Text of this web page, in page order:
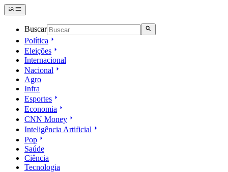
Buscar
Política
Eleições
Internacional
Nacional
Agro
Infra
Esportes
Economia
CNN Money
Inteligência Artificial
Pop
Saúde
Ciência
Tecnologia